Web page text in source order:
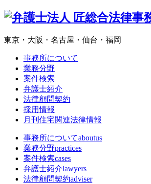
東京・大阪・名古屋・仙台・福岡
事務所について
業務分野
案件検索
弁護士紹介
法律顧問契約
採用情報
月刊住宅関連法律情報
事務所についてaboutus
業務分野practices
案件検索cases
弁護士紹介lawyers
法律顧問契約adviser